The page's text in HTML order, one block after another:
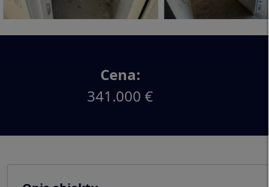
Cena:
341.000 €